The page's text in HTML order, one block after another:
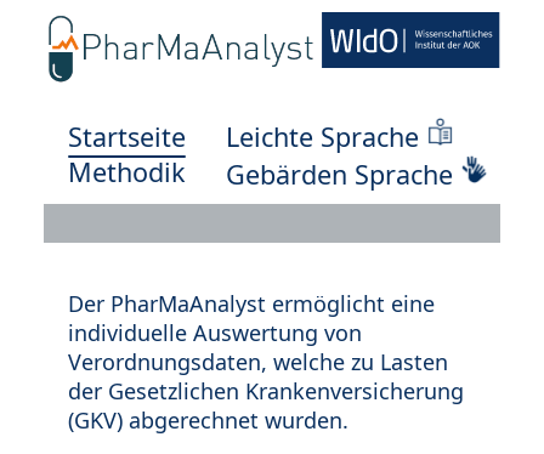
Startseite
Methodik
Leichte Sprache
Gebärden Sprache
Der PharMaAnalyst ermöglicht eine
individuelle Auswertung von
Verordnungsdaten, welche zu Lasten
der Gesetzlichen Krankenversicherung
(GKV) abgerechnet wurden.